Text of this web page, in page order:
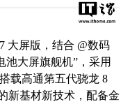
大屏版，结合 @数码
池大屏旗舰机”，采用
载高通第五代骁龙 8
新基材新技术，配备金